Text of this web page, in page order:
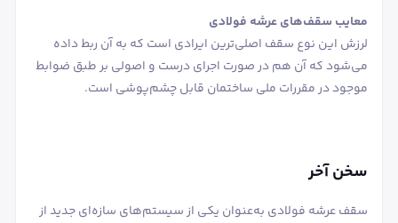
معایب سقف‌های عرشه فولادی
لرزش این نوع سقف اصلی‌ترین ایرادی است که به آن ربط داده
می‌شود که آن هم در صورت اجرای درست و اصولی بر طبق ضوابط
موجود در مقررات ملی ساختمان قابل چشم‌پوشی است.
سخن آخر
سقف عرشه فولادی به‌عنوان یکی از سیستم‌های سازه‌ای جدید از